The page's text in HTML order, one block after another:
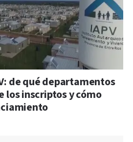
de qué departamentos
los inscriptos y cómo